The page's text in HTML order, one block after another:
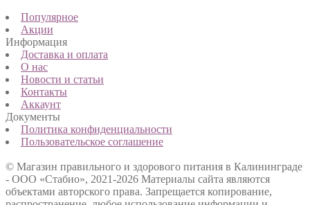
Популярное
Акции
Информация
Доставка и оплата
О нас
Новости и статьи
Контакты
Аккаунт
Документы
Политика конфиденциальности
Пользовательское соглашение
© Магазин правильного и здорового питания в Калининграде
- ООО «Стабио», 2021-2026 Материалы сайта являются
объектами авторского права. Запрещается копирование,